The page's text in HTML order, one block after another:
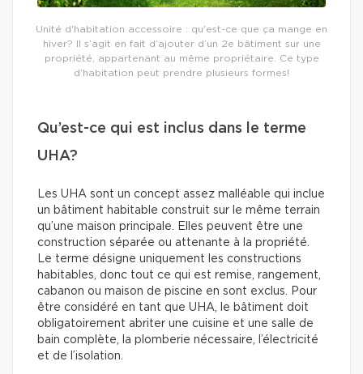
Unité d'habitation accessoire : qu'est-ce que ça mange en
hiver? Il s’agit en fait d’ajouter d’un 2e bâtiment sur une
propriété, appartenant au même propriétaire. Ce type
d’habitation peut prendre plusieurs formes!
Qu’est-ce qui est inclus dans le terme
UHA?
Les UHA sont un concept assez malléable qui inclue
un bâtiment habitable construit sur le même terrain
qu’une maison principale. Elles peuvent être une
construction séparée ou attenante à la propriété.
Le terme désigne uniquement les constructions
habitables, donc tout ce qui est remise, rangement,
cabanon ou maison de piscine en sont exclus. Pour
être considéré en tant que UHA, le bâtiment doit
obligatoirement abriter une cuisine et une salle de
bain complète, la plomberie nécessaire, l’électricité
et de l’isolation.